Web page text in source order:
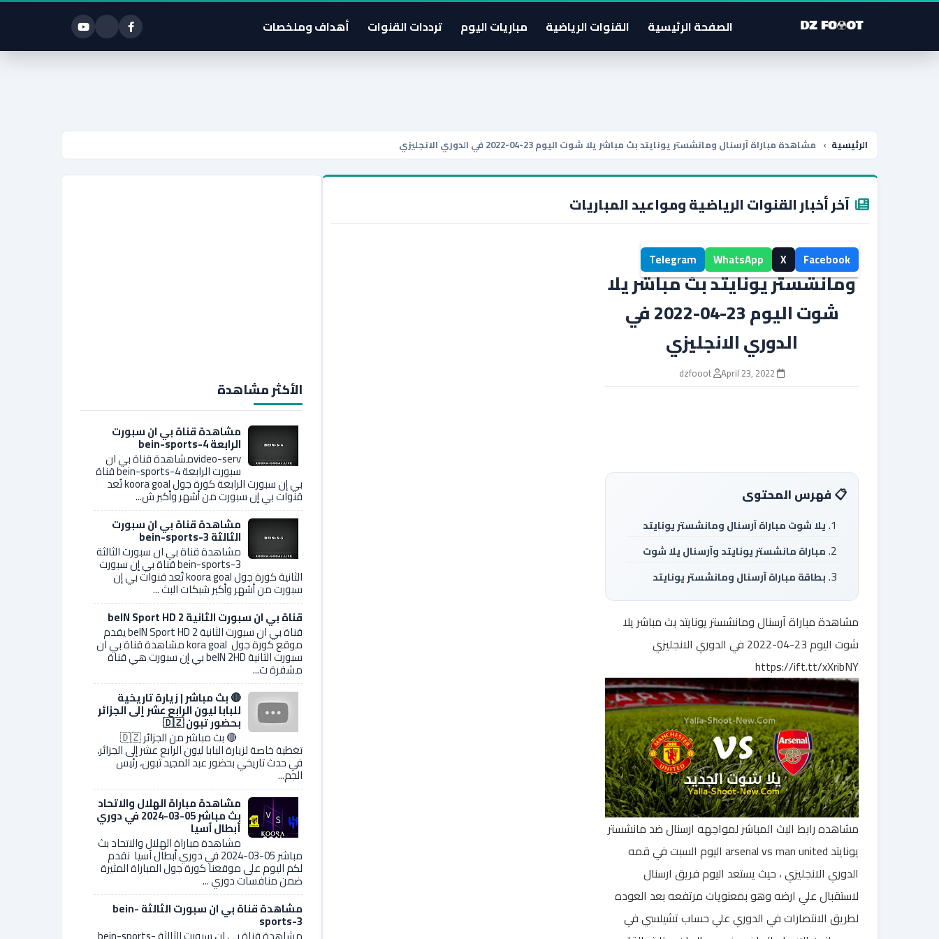
الصفحة الرئيسية القنوات الرياضية مباريات اليوم ترددات القنوات أهداف وملخصات
الرئيسية › مشاهدة مباراة آرسنال ومانشستر يونايتد بث مباشر يلا شوت اليوم 23-04-2022 في الدوري الانجليزي
آخر أخبار القنوات الرياضية ومواعيد المباريات
مشاهدة مباراة آرسنال
ومانشستر يونايتد بث مباشر يلا
شوت اليوم 23-04-2022 في
الدوري الانجليزي
April 23, 2022
dzfooot
فهرس المحتوى
يلا شوت مباراة آرسنال ومانشستر يونايتد
مباراة مانشستر يونايتد وآرسنال يلا شوت
بطاقة مباراة آرسنال ومانشستر يونايتد
مشاهدة مباراة آرسنال ومانشستر يونايتد بث مباشر يلا
شوت اليوم 23-04-2022 في الدوري الانجليزي
https://ift.tt/xXribNY
مشاهده رابط البث المباشر لمواجهه ارسنال ضد مانشستر
يونايتد arsenal vs man united اليوم السبت في قمه
الدوري الانجليزي ، حيث يستعد اليوم فريق ارسنال
لاستقبال علي ارضه وهو بمعنويات مرتفعه بعد العوده
لطريق الانتصارات في الدوري علي حساب تشيلسي في
Facebook
X
WhatsApp
Telegram
الأكثر مشاهدة
مشاهدة قناة بي ان سبورت
الرابعة bein-sports-4
video-servمشاهدة قناة بي ان
سبورت الرابعة bein-sports-4 قناة
بي إن سبورت الرابعة كورة جول koora goal تُعد
قنوات بي إن سبورت من أشهر وأكبر ش...
مشاهدة قناة بي ان سبورت
الثالثة bein-sports-3
مشاهدة قناة بي ان سبورت الثالثة
bein-sports-3 قناة بي إن سبورت
الثانية كورة جول koora goal تُعد قنوات بي إن
سبورت من أشهر وأكبر شبكات البث ...
قناة بي ان سبورت الثانية 2 beIN Sport HD
قناة بي ان سبورت الثانية 2 beIN Sport HD يقدم
موقع كورة جول kora goal مشاهدة قناة بي ان
سبورت الثانية beIN 2HD بي إن سبورت هي قناة
مشفرة ت...
🔴 بث مباشر | زيارة تاريخية
للبابا ليون الرابع عشر إلى الجزائر
بحضور تبون 🇩🇿
🔴 بث مباشر من الجزائر 🇩🇿
تغطية خاصة لزيارة البابا ليون الرابع عشر إلى الجزائر،
في حدث تاريخي بحضور عبد المجيد تبون، رئيس
الجم...
مشاهدة مباراة الهلال والاتحاد
بث مباشر 05-03-2024 في دوري
أبطال آسيا
مشاهدة مباراة الهلال والاتحاد بث
مباشر 05-03-2024 في دوري أبطال آسيا نقدم
لكم اليوم على موقعنا كورة جول المباراة المثيرة
ضمن منافسات دوري ...
مشاهدة قناة بي ان سبورت الثالثة bein-
sports-3